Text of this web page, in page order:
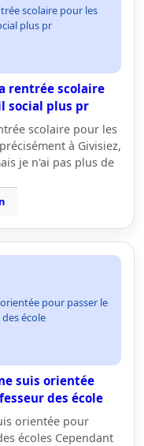
scolaire pour les
plus pr
rentrée scolaire
social plus pr
scolaire pour les
à Givisiez,
je n'ai pas plus de
pour passer le
école
suis orientée
des école
orientée pour
écoles Cependant